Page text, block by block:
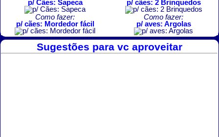
p/ Cães: Sapeca
p/ cães: 2 Brinquedos
Como fazer:
p/ cães: Mordedor fácil
Como fazer:
p/ aves: Argolas
Sugestões para vc aproveitar